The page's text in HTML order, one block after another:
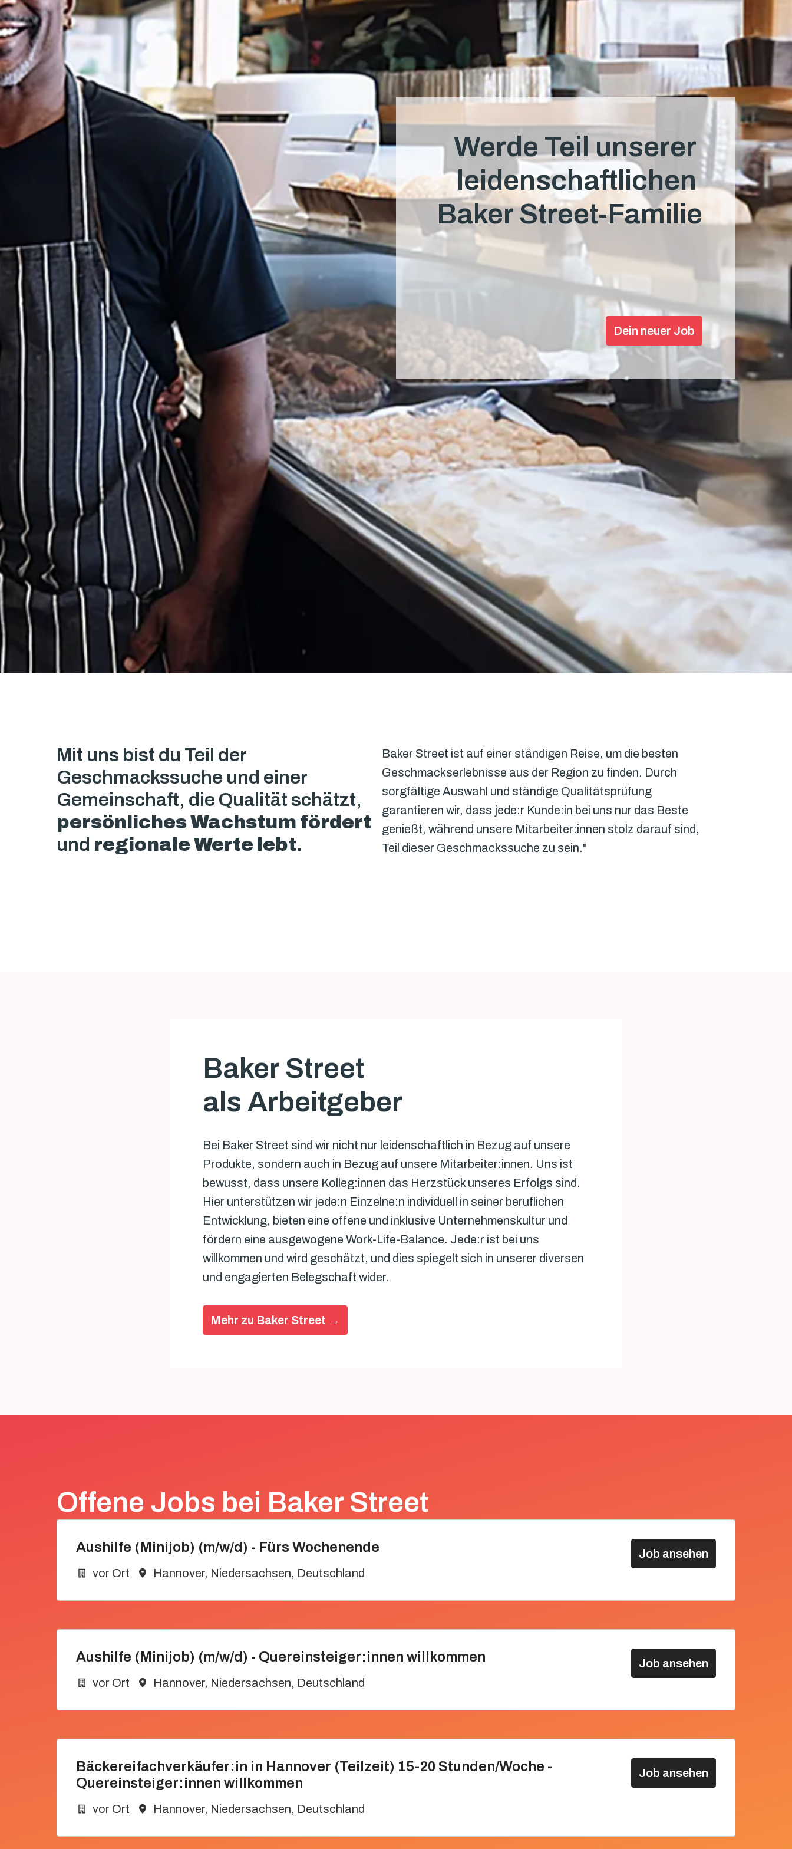
Werde Teil unserer
leidenschaftlichen
Baker Street-Familie
Dein neuer Job
Mit uns bist du Teil der
Geschmackssuche und einer
persönliches Wachstum fördert
und regionale Werte lebt.
Baker Street ist auf einer ständigen Reise, um die besten
Geschmackserlebnisse aus der Region zu finden. Durch
sorgfältige Auswahl und ständige Qualitätsprüfung
garantieren wir, dass jede:r Kunde:in bei uns nur das Beste
genießt, während unsere Mitarbeiter:innen stolz darauf sind,
Teil dieser Geschmackssuche zu sein."
Baker Street
als Arbeitgeber
Bei Baker Street sind wir nicht nur leidenschaftlich in Bezug auf unsere
Produkte, sondern auch in Bezug auf unsere Mitarbeiter:innen. Uns ist
bewusst, dass unsere Kolleg:innen das Herzstück unseres Erfolgs sind.
Hier unterstützen wir jede:n Einzelne:n individuell in seiner beruflichen
Entwicklung, bieten eine offene und inklusive Unternehmenskultur und
fördern eine ausgewogene Work-Life-Balance. Jede:r ist bei uns
willkommen und wird geschätzt, und dies spiegelt sich in unserer diversen
und engagierten Belegschaft wider.
Mehr zu Baker Street →
Offene Jobs bei Baker Street
Aushilfe (Minijob) (m/w/d) - Fürs Wochenende
vor Ort Hannover, Niedersachsen, Deutschland
Job ansehen
Aushilfe (Minijob) (m/w/d) - Quereinsteiger:innen willkommen
vor Ort Hannover, Niedersachsen, Deutschland
Job ansehen
Bäckereifachverkäufer:in in Hannover (Teilzeit) 15-20 Stunden/Woche -
Quereinsteiger:innen willkommen
vor Ort Hannover, Niedersachsen, Deutschland
Job ansehen